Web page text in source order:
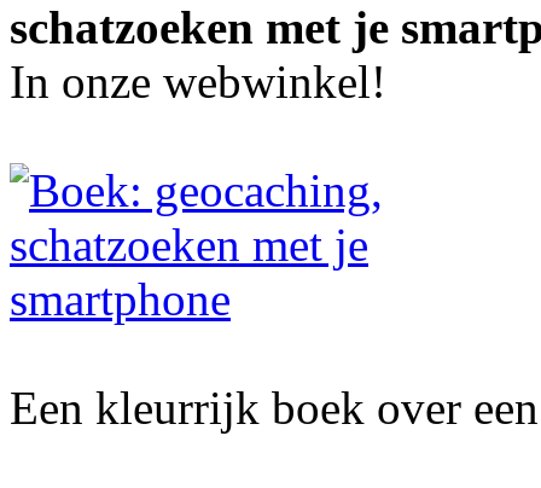
schatzoeken met je
In onze webwinkel!
Een kleurrijk boek over